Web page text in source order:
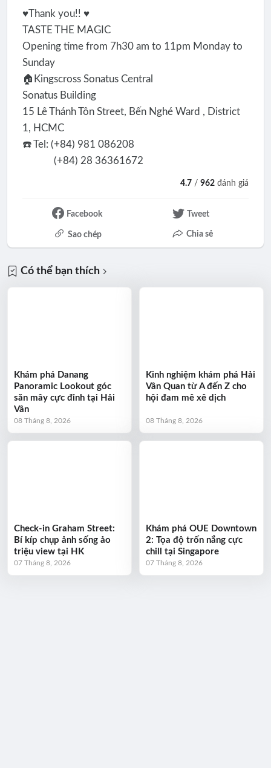
♥️Thank you!! ♥️
TASTE THE MAGIC
Opening time from 7h30 am to 11pm Monday to
Sunday
🏠Kingscross Sonatus Central
Sonatus Building
15 Lê Thánh Tôn Street, Bến Nghé Ward , District
1, HCMC
☎️ Tel: (+84) 981 086208
(+84) 28 36361672
4.7 /962 đánh giá
Facebook Tweet
Sao chép Chia sẻ
Có thể bạn thích
Khám phá Danang
Panoramic Lookout góc
săn mây cực đỉnh tại Hải
Vân
08 Tháng 8, 2026
Kinh nghiệm khám phá Hải
Vân Quan từ A đến Z cho
hội đam mê xê dịch
08 Tháng 8, 2026
Check-in Graham Street:
Bí kíp chụp ảnh sống ảo
triệu view tại HK
07 Tháng 8, 2026
Khám phá OUE Downtown
2: Tọa độ trốn nắng cực
chill tại Singapore
07 Tháng 8, 2026